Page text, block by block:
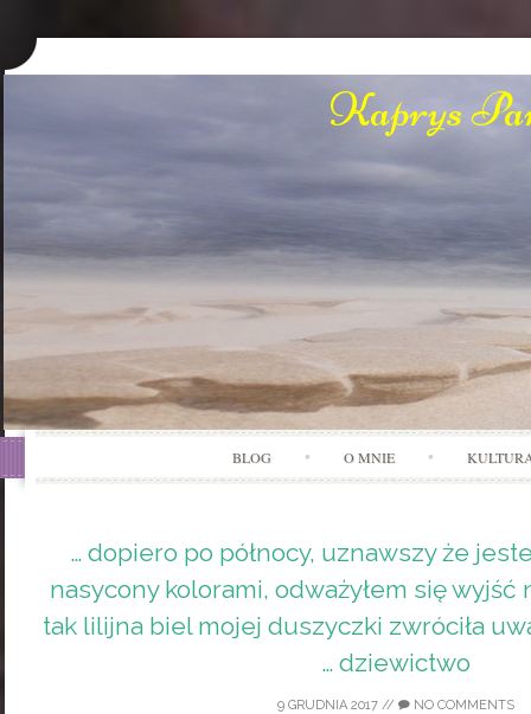
Kaprys
BLOG O MNIE
… dopiero po północy, uznawszy że
nasycony kolorami, odważyłem się wyjść
tak lilijna biel mojej duszyczki zwróciła
… dziewictwo
9 GRUDNIA 2017 // NO COMMENTS